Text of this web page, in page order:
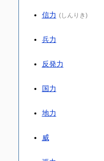
信力 (しんりき)
兵力
反発力
国力
地力
威